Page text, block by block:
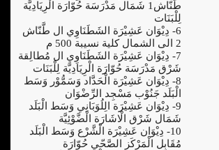
طَّنّاش1 شَمَال مَدْرَسَة حُوّارَة الْرِيَادِيَّة
لِلْبَنَات
6- دِيْوَان عَشِيْرَة الشَطَنَاوِي ال طَّنّاش
2 الى الشمال كلية نسيبة 500 م
7- دِيْوَان عَشِيْرَة الشَطَنَاوِي ال مُطالِقة
شَرْق مَدْرَسَة حُوّارَة الْرِيَادِيَّة لِلْبَنَات
8- دِيْوَان عَشِيْرَة الْحَدَّاد وَسَمُّوْر وَسَط
الْبَلَد جَنُوْب مَسْجِد الرِّضْوَان
9- دِيْوَان عَشِيْرَة الِلُوَبَانِي وَسَط الْبَلَد
شَمَال شَرْق الْاشَارَة الْضَّوْئِيَّة
10- دِيْوَان عَشِيْرَة الْشَّرْع وَسَط الْبَلَد
مُقَابِل الْمَرْكَز الصَّحّي حُوّارَة